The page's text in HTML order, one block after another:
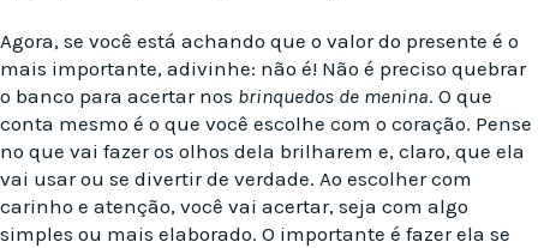
Agora, se você está achando que o valor do presente é o
mais importante, adivinhe: não é! Não é preciso quebrar
o banco para acertar nos brinquedos de menina. O que
conta mesmo é o que você escolhe com o coração. Pense
no que vai fazer os olhos dela brilharem e, claro, que ela
vai usar ou se divertir de verdade. Ao escolher com
carinho e atenção, você vai acertar, seja com algo
simples ou mais elaborado. O importante é fazer ela se